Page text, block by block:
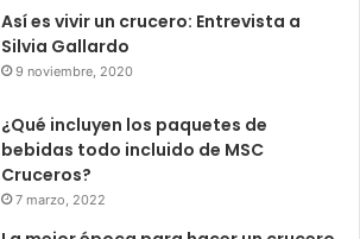
Así es vivir un crucero: Entrevista a
Silvia Gallardo
9 noviembre, 2020
¿Qué incluyen los paquetes de
bebidas todo incluido de MSC
Cruceros?
7 marzo, 2022